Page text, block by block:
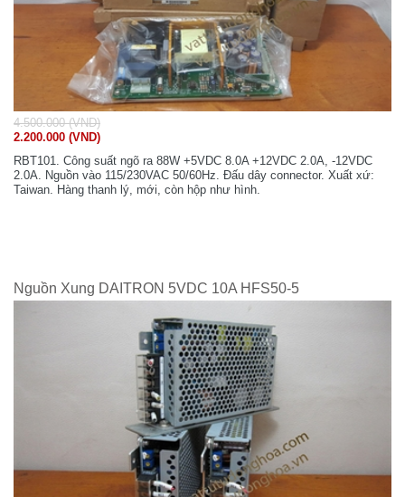
4.500.000 (VND)
2.200.000 (VND)
RBT101. Công suất ngõ ra 88W +5VDC 8.0A +12VDC 2.0A, -12VDC
2.0A. Nguồn vào 115/230VAC 50/60Hz. Đấu dây connector. Xuất xứ:
Taiwan. Hàng thanh lý, mới, còn hộp như hình.
Nguồn Xung DAITRON 5VDC 10A HFS50-5